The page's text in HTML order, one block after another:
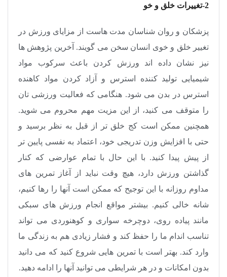
2-تغییرات خلق و خو
پزشکان و روان شناسان مدت هاست از مزایای ورزش در
تغییر خلق و خوی انسان سخن می گویند. آخرین پژوهش ها
نیز نشان داده اند ورزش کردن باعث سرکوب مواد
شیمیایی تولید کننده استرس و آزاد کردن مواد کاهنده
استرس در بدن می شود. هنگامی که فعالیت ورزشی تان
را متوقف می کنید، از این مزیت مهم محروم می شوید.
همچنین ممکن است کج خلق تر از قبل به نظر برسید و
حتی با افزایش وزن تدریجی خود، اعتماد به نفسی پایین تر
از پیش پیدا کنید. با این حال با تمام عوارضی که کنار
گذاشتن ورزش دارد، هیچ وقت نباید از آغاز تمرین های
مداوم روزانه با این توجیح که ممکن است آنها را رها کنیم،
شانه خالی کنیم. بیشتر مواقع انجام ورزش های سبکی
مانند پیاده روی، دوچرخه سواری و کوهنوردی می تواند
تناسب اندام ما را حفظ کند و فشار زیادی هم به زندگی ما
وارد کند. بهتر است با تمرین هایی شروع کنید که می دانید
بدون امکانات و در هر شرایطی می توانید آنها را ادامه دهید.